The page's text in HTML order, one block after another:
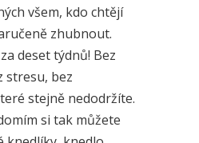
všem, kdo chtějí
zhubnout.
deset týdnů! Bez
stresu, bez
stejně nedodržíte.
si tak můžete